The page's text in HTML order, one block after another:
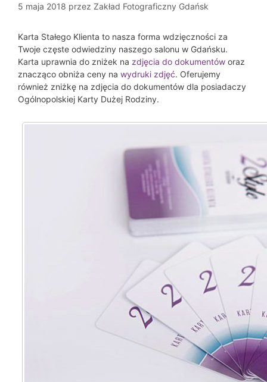
5 maja 2018 przez Zakład Fotograficzny Gdańsk
Karta Stałego Klienta to nasza forma wdzięczności za
Twoje częste odwiedziny naszego salonu w Gdańsku.
Karta uprawnia do zniżek na zdjęcia do dokumentów oraz
znacząco obniża ceny na wydruki zdjęć. Oferujemy
również zniżkę na zdjęcia do dokumentów dla posiadaczy
Ogólnopolskiej Karty Dużej Rodziny.